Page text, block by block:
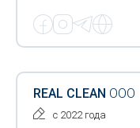
REAL CLEAN ООО
с 2022 года